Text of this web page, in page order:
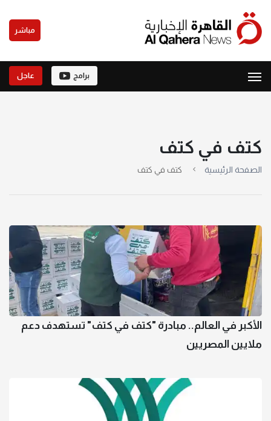
مباشر
برامج عاجل
كتف في كتف
الصفحة الرئيسية كتف في كتف
الأكبر في العالم.. مبادرة "كتف في كتف" تستهدف دعم
ملايين المصريين